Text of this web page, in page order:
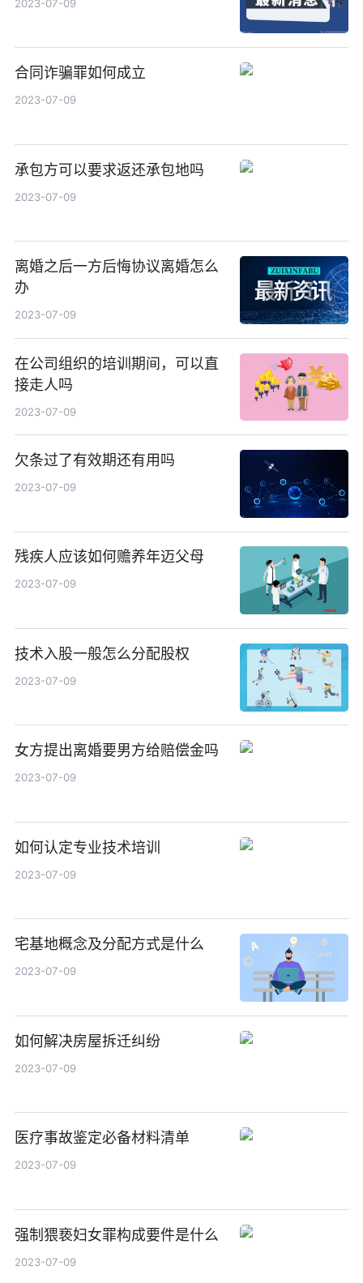
2023-07-09
合同诈骗罪如何成立
2023-07-09
承包方可以要求返还承包地吗
2023-07-09
离婚之后一方后悔协议离婚怎么
办
2023-07-09
在公司组织的培训期间，可以直
接走人吗
2023-07-09
欠条过了有效期还有用吗
2023-07-09
残疾人应该如何赡养年迈父母
2023-07-09
技术入股一般怎么分配股权
2023-07-09
女方提出离婚要男方给赔偿金吗
2023-07-09
如何认定专业技术培训
2023-07-09
宅基地概念及分配方式是什么
2023-07-09
如何解决房屋拆迁纠纷
2023-07-09
医疗事故鉴定必备材料清单
2023-07-09
强制猥亵妇女罪构成要件是什么
2023-07-09